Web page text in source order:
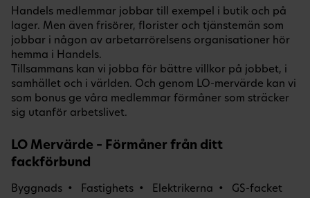
Handels medlemmar jobbar till exempel i butik och på
lager. Men även frisörer, florister och tjänstemän som
jobbar i någon av arbetarrörelsens organisationer hör
hemma i Handels.
Tillsammans kan vi jobba för bättre villkor på jobbet, i
samhället och i världen. Och genom LO-mervärde kan vi
som bonus ge våra medlemmar förmåner som sträcker
sig utanför arbetslivet.
LO Mervärde – Förmåner från ditt
fackförbund
Byggnads Fastighets Elektrikerna GS-facket